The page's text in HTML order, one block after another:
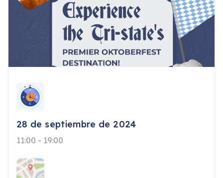
28 de septiembre de 2024
11:00 - 19:00